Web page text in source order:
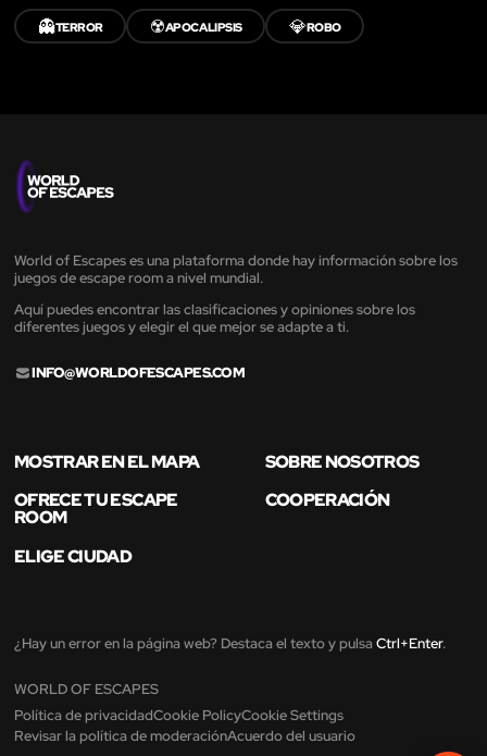
👻TERROR ☢️APOCALIPSIS 💎ROBO
World of Escapes es una plataforma donde hay información sobre los
juegos de escape room a nivel mundial.
Aquí puedes encontrar las clasificaciones y opiniones sobre los
diferentes juegos y elegir el que mejor se adapte a ti.
INFO@WORLDOFESCAPES.COM
MOSTRAR EN EL MAPA
SOBRE NOSOTROS
OFRECE TU ESCAPE
ROOM
COOPERACIÓN
ELIGE CIUDAD
¿Hay un error en la página web? Destaca el texto y pulsa Ctrl+Enter.
WORLD OF ESCAPES
Política de privacidadCookie PolicyCookie Settings
Revisar la política de moderaciónAcuerdo del usuario